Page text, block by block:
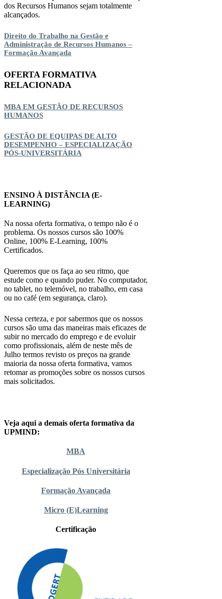
dos Recursos Humanos sejam totalmente
alcançados.
Direito do Trabalho na Gestão e
Administração de Recursos Humanos –
Formação Avançada
OFERTA FORMATIVA
RELACIONADA
MBA EM GESTÃO DE RECURSOS
HUMANOS
GESTÃO DE EQUIPAS DE ALTO
DESEMPENHO – ESPECIALIZAÇÃO
PÓS-UNIVERSITÁRIA
ENSINO À DISTÂNCIA (E-
LEARNING)
Na nossa oferta formativa, o tempo não é o
problema. Os nossos cursos são 100%
Online, 100% E-Learning, 100%
Certificados.
Queremos que os faça ao seu ritmo, que
estude como e quando puder. No computador,
no tablet, no telemóvel, no trabalho, em casa
ou no café (em segurança, claro).
Nessa certeza, e por sabermos que os nossos
cursos são uma das maneiras mais eficazes de
subir no mercado do emprego e de evoluir
como profissionais, além de neste mês de
Julho termos revisto os preços na grande
maioria da nossa oferta formativa, vamos
retomar as promoções sobre os nossos cursos
mais solicitados.
Veja aqui a demais oferta formativa da
UPMIND:
MBA
Especialização Pós Universitária
Formação Avançada
Micro (E)Learning
Certificação